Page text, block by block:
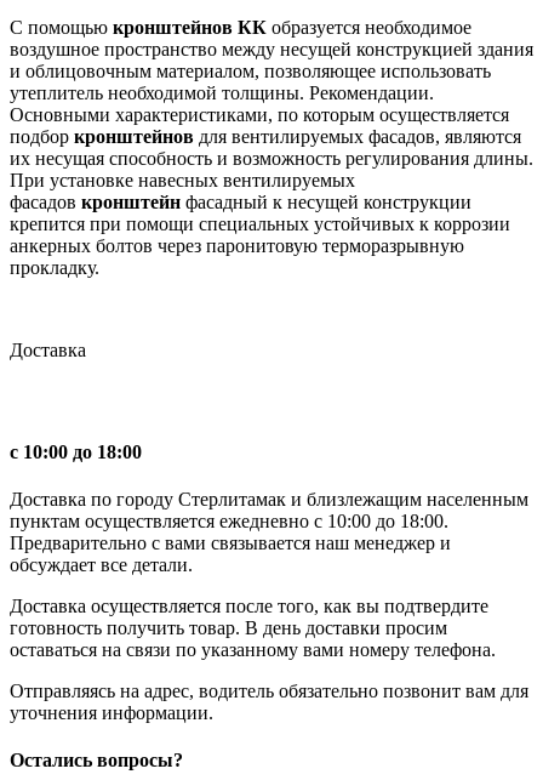
С помощью кронштейнов КК образуется необходимое
воздушное пространство между несущей конструкцией здания
и облицовочным материалом, позволяющее использовать
утеплитель необходимой толщины. Рекомендации.
Основными характеристиками, по которым осуществляется
подбор кронштейнов для вентилируемых фасадов, являются
их несущая способность и возможность регулирования длины.
При установке навесных вентилируемых
фасадов кронштейн фасадный к несущей конструкции
крепится при помощи специальных устойчивых к коррозии
анкерных болтов через паронитовую терморазрывную
прокладку.
Доставка
с 10:00 до 18:00
Доставка по городу Стерлитамак и близлежащим населенным
пунктам осуществляется ежедневно с 10:00 до 18:00.
Предварительно с вами связывается наш менеджер и
обсуждает все детали.
Доставка осуществляется после того, как вы подтвердите
готовность получить товар. В день доставки просим
оставаться на связи по указанному вами номеру телефона.
Отправляясь на адрес, водитель обязательно позвонит вам для
уточнения информации.
Остались вопросы?